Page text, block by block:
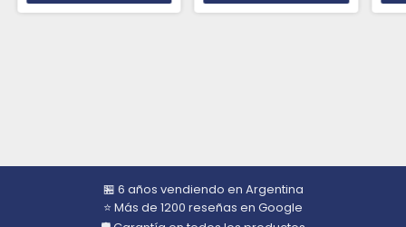
🏪 6 años vendiendo en Argentina
⭐ Más de 1200 reseñas en Google